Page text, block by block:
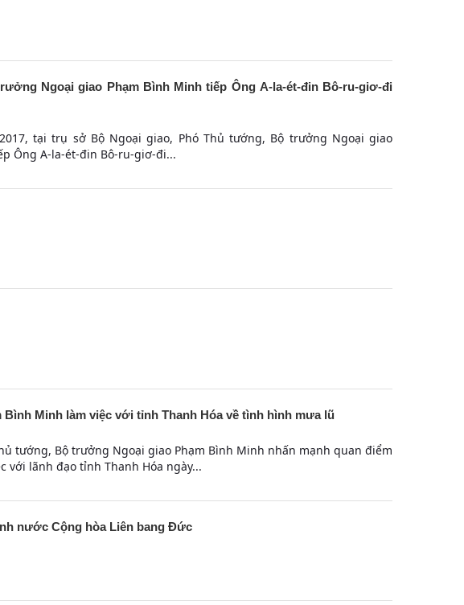
Ngoại giao Phạm Bình Minh tiếp Ông A-la-ét-đin Bô-ru-giơ-đi
tại trụ sở Bộ Ngoại giao, Phó Thủ tướng, Bộ trưởng Ngoại giao
Ông A-la-ét-đin Bô-ru-giơ-đi...
Minh làm việc với tỉnh Thanh Hóa về tình hình mưa lũ
tướng, Bộ trưởng Ngoại giao Phạm Bình Minh nhấn mạnh quan điểm
với lãnh đạo tỉnh Thanh Hóa ngày...
nước Cộng hòa Liên bang Đức